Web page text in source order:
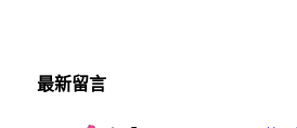
最新留言